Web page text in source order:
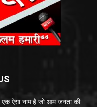
ऐसा नाम है जो आम जनता की